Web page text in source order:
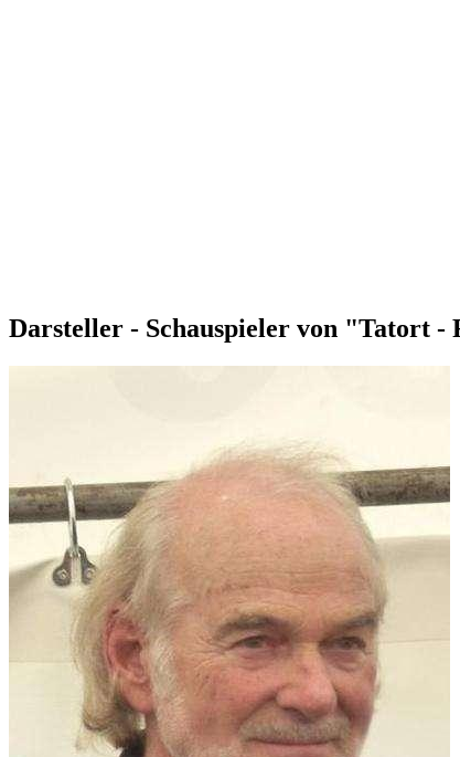
Darsteller - Schauspieler von "Tatort -